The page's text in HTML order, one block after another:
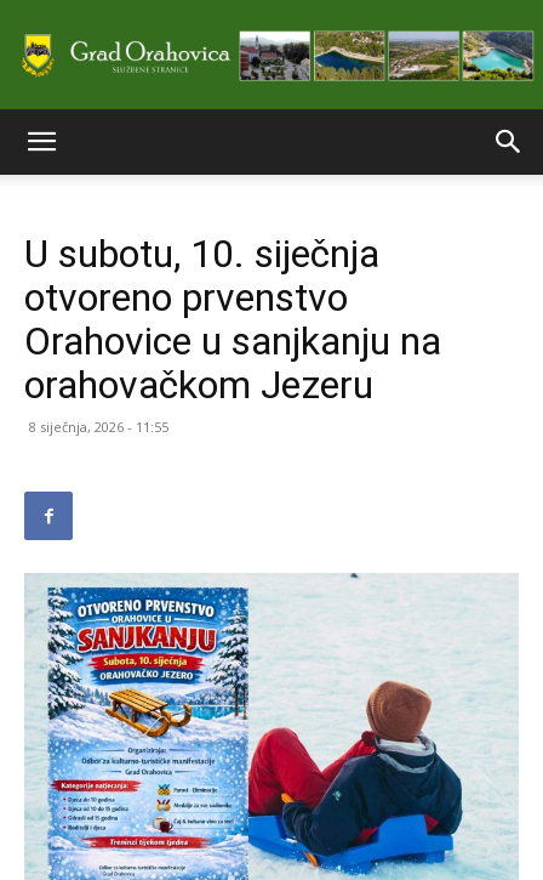
stranice
Grada
U subotu, 10. siječnja
otvoreno prvenstvo
Orahovice u sanjkanju na
orahovačkom Jezeru
8 siječnja, 2026 - 11:55